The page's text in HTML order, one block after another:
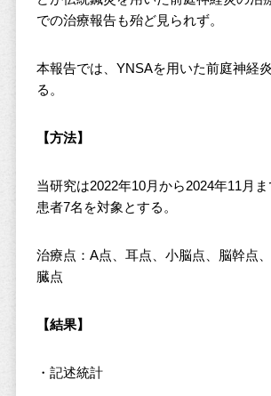
での治療報告も殆ど見られず。
本報告では、YNSAを用いた前庭神経
る。
【方法】
当研究は2022年10月から2024年11月
患者7名を対象とする。
治療点：A点、耳点、小脳点、脳幹点
臓点
【結果】
・記述統計